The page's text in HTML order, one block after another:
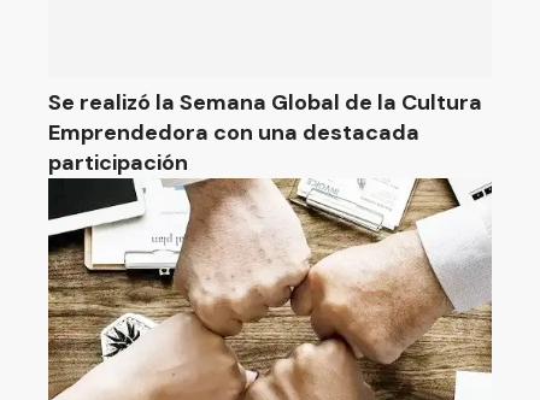
Se realizó la Semana Global de la Cultura
Emprendedora con una destacada
participación